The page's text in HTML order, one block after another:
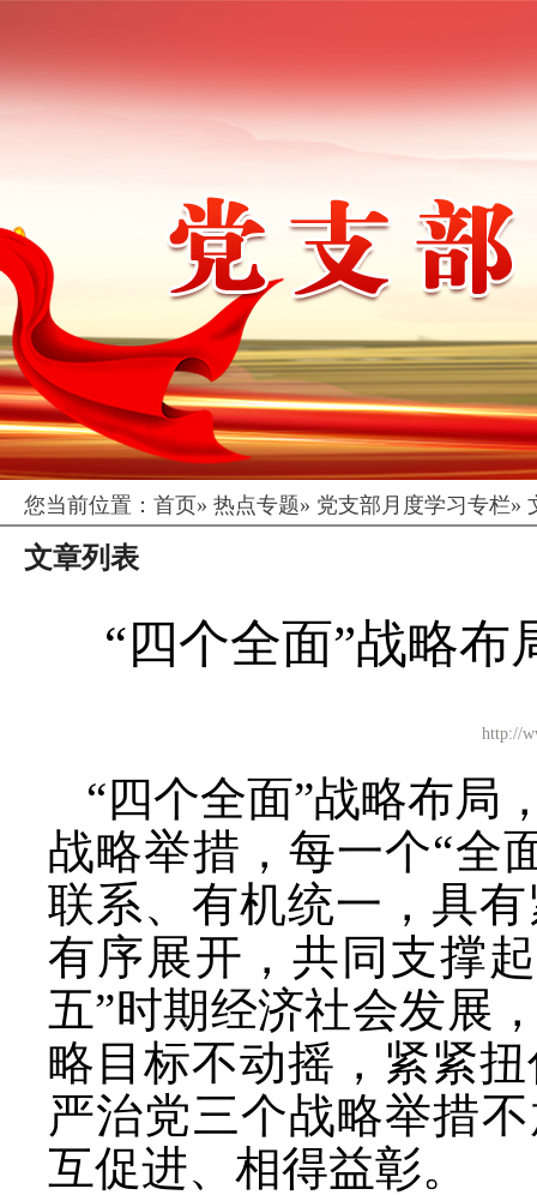
您当前位置： 首页» 热点专题» 党支部月度学习专栏»
文章列表
“四个全面”战略
http://
“四个全面”战略布局
战略举措，每一个“全
联系、有机统一，具
有序展开，共同支撑
五”时期经济社会发展
略目标不动摇，紧紧
严治党三个战略举措
互促进、相得益彰。